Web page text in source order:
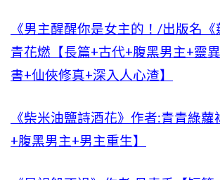
《男主醒醒你是女主的！/出版名
青花燃【長篇+古代+腹黑男主+靈
書+仙俠修真+深入人心渣】
《柴米油鹽詩酒花》作者:青青綠
+腹黑男主+男主重生】